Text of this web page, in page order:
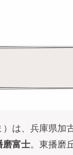
）は、兵庫県
磨富士。東播磨